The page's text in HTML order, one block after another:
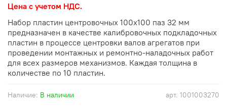
арт. 1001003270
Наличие: В наличии
Цена с учетом НДС.
Набор пластин центровочных 100х100 паз 32 мм
предназначен в качестве калибровочных подкладочных
пластин в процессе центровки валов агрегатов при
проведении монтажных и ремонтно-наладочных работ
для всех размеров механизмов. Каждая толщина в
количестве по 10 пластин.